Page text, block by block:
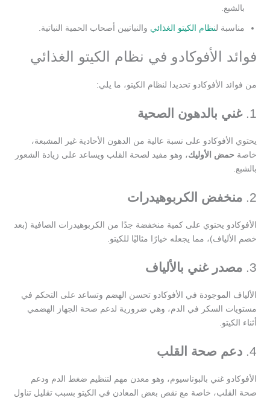
بالشبع.
مناسبة لنظام الكيتو الغذائي والنباتيين أصحاب الحمية النباتية.
فوائد الأفوكادو في نظام الكيتو الغذائي
من فوائد الأفوكادو تحديدا لنظام الكيتو، ما يلي:
1. غني بالدهون الصحية
يحتوي الأفوكادو على نسبة عالية من الدهون الأحادية غير المشبعة،
خاصة حمض الأوليك، وهو مفيد لصحة القلب ويساعد على زيادة الشعور
بالشبع.
2. منخفض الكربوهيدرات
الأفوكادو يحتوي على كمية منخفضة جدًا من الكربوهيدرات الصافية (بعد
خصم الألياف)، مما يجعله خيارًا مثاليًا للكيتو.
3. مصدر غني بالألياف
الألياف الموجودة في الأفوكادو تحسن الهضم وتساعد على التحكم في
مستويات السكر في الدم، وهي ضرورية لدعم صحة الجهاز الهضمي
أثناء الكيتو.
4. دعم صحة القلب
الأفوكادو غني بالبوتاسيوم، وهو معدن مهم لتنظيم ضغط الدم ودعم
صحة القلب، خاصة مع نقص بعض المعادن في الكيتو بسبب تقليل تناول